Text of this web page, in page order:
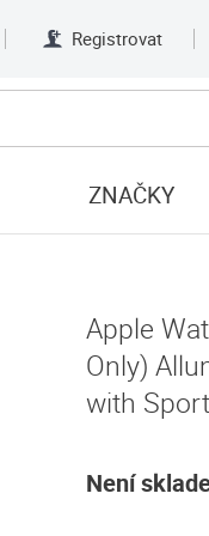
Registrovat
ZNAČKY
Apple
Only)
with
Není